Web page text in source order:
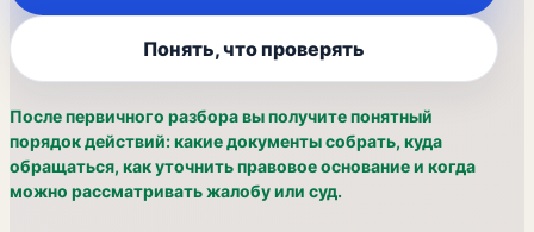
Понять, что проверять
После первичного разбора вы получите понятный
порядок действий: какие документы собрать, куда
обращаться, как уточнить правовое основание и когда
можно рассматривать жалобу или суд.